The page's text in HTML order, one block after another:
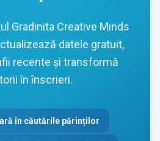
Gradinita Creative Minds
datele gratuit,
recente și transformă
în înscrieri.
în căutările părinților